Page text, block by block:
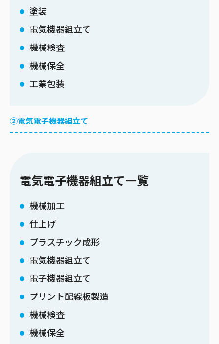
塗装
電気機器組立て
機械検査
機械保全
工業包装
②電気電子機器組立て
電気電子機器組立て一覧
機械加工
仕上げ
プラスチック成形
電気機器組立て
電子機器組立て
プリント配線板製造
機械検査
機械保全